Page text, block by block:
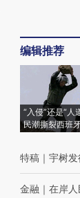
编辑推荐
“入侵”还是“人
民潮撕裂西班
特稿 ｜ 宇树
金融 ｜ 在岸